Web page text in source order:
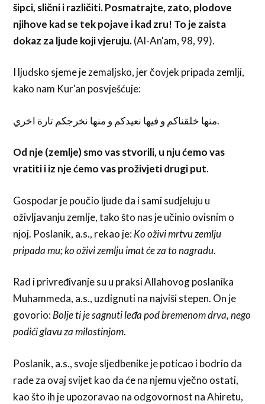
šipci, slični i različiti. Posmatrajte, zato, plodove
njihove kad se tek pojave i kad zru! To je zaista
dokaz za ljude koji vjeruju.(Al-An'am, 98, 99).
I ljudsko sjeme je zemaljsko, jer čovjek pripada zemlji,
kako nam Kur'an posvješćuje:
منها خلقناكم و فيها نعيدكم و منها نخرجكم تارة اخري.
Od nje (zemlje) smo vas stvorili, u nju ćemo vas
vratiti i iz nje ćemo vas proživjeti drugi put.
Gospodar je poučio ljude da i sami sudjeluju u
oživljavanju zemlje, tako što nas je učinio ovisnim o
njoj. Poslanik, a.s., rekao je:Ko oživi mrtvu zemlju
pripada mu; ko oživi zemlju imat će za to nagradu.
Rad i privređivanje su u praksi Allahovog poslanika
Muhammeda, a.s., uzdignuti na najviši stepen. On je
govorio:Bolje ti je sagnuti leđa pod bremenom drva, nego
podići glavu za milostinjom.
Poslanik, a.s., svoje sljedbenike je poticao i bodrio da
rade za ovaj svijet kao da će na njemu vječno ostati,
kao što ih je upozoravao na odgovornost na Ahiretu,